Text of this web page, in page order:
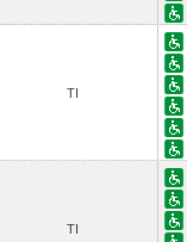
TI
TI